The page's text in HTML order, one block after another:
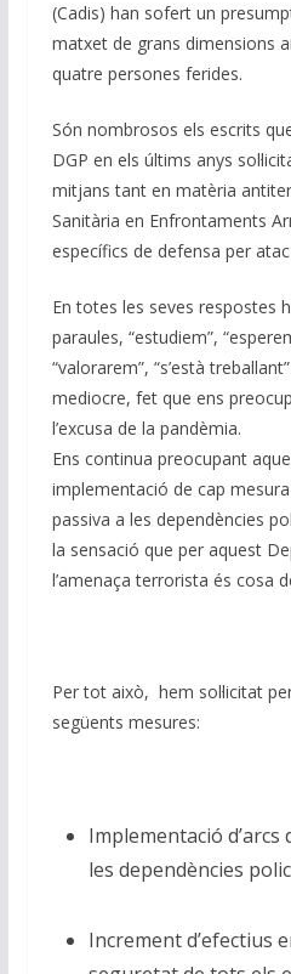
(Cadis) han sofert un
matxet de grans dimensions
quatre persones ferides.
Són nombrosos els escrits
DGP en els últims anys
mitjans tant en matèria
Sanitària en Enfrontaments
específics de defensa per
En totes les seves respostes
paraules, “estudiem”,
“valorarem”, “s’està
mediocre, fet que ens
l’excusa de la pandèmia.
Ens continua preocupant
implementació de cap
passiva a les dependències
la sensació que per aquest
l’amenaça terrorista és cosa
Per tot això, hem sol·licitat
següents mesures:
Implementació
les dependències
Increment d’efectius